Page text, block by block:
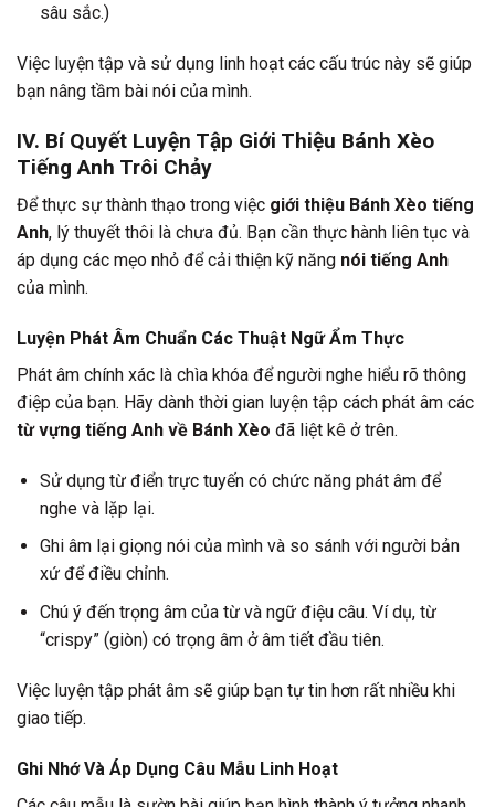
sâu sắc.)
Việc luyện tập và sử dụng linh hoạt các cấu trúc này sẽ giúp
bạn nâng tầm bài nói của mình.
IV. Bí Quyết Luyện Tập Giới Thiệu Bánh Xèo
Tiếng Anh Trôi Chảy
Để thực sự thành thạo trong việc giới thiệu Bánh Xèo tiếng
Anh, lý thuyết thôi là chưa đủ. Bạn cần thực hành liên tục và
áp dụng các mẹo nhỏ để cải thiện kỹ năng nói tiếng Anh
của mình.
Luyện Phát Âm Chuẩn Các Thuật Ngữ Ẩm Thực
Phát âm chính xác là chìa khóa để người nghe hiểu rõ thông
điệp của bạn. Hãy dành thời gian luyện tập cách phát âm các
từ vựng tiếng Anh về Bánh Xèo đã liệt kê ở trên.
Sử dụng từ điển trực tuyến có chức năng phát âm để
nghe và lặp lại.
Ghi âm lại giọng nói của mình và so sánh với người bản
xứ để điều chỉnh.
Chú ý đến trọng âm của từ và ngữ điệu câu. Ví dụ, từ
“crispy” (giòn) có trọng âm ở âm tiết đầu tiên.
Việc luyện tập phát âm sẽ giúp bạn tự tin hơn rất nhiều khi
giao tiếp.
Ghi Nhớ Và Áp Dụng Câu Mẫu Linh Hoạt